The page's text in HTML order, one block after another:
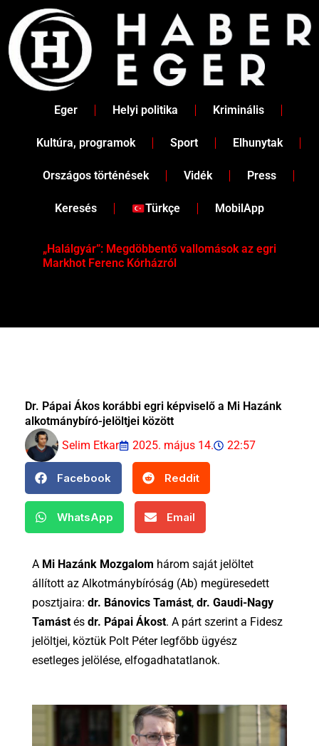
content
Eger Helyi politika Kriminális
Kultúra, programok Sport Elhunytak
Országos történések Vidék Press
Keresés Türkçe MobilApp
„Halálgyár”: Megdöbbentő vallomások az egri
Markhot Ferenc Kórházról
Dr. Pápai Ákos korábbi egri képviselő a Mi Hazánk
alkotmánybíró-jelöltjei között
Selim Etkar
2025. május 14. 22:57
Facebook Reddit
WhatsApp Email
A Mi Hazánk Mozgalom három saját jelöltet
állított az Alkotmánybíróság (Ab) megüresedett
posztjaira:dr. Bánovics Tamást,dr. Gaudi-Nagy
Tamást ésdr. Pápai Ákost. A párt szerint a Fidesz
jelöltjei, köztük Polt Péter legfőbb ügyész
esetleges jelölése, elfogadhatatlanok.